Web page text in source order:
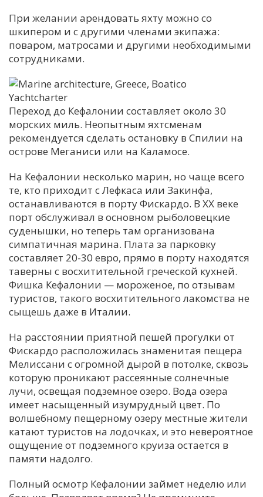
При желании арендовать яхту можно со
шкипером и с другими членами экипажа:
поваром, матросами и другими необходимыми
сотрудниками.
Переход до Кефалонии составляет около 30
морских миль. Неопытным яхтсменам
рекомендуется сделать остановку в Спилии на
острове Меганиси или на Каламосе.
На Кефалонии несколько марин, но чаще всего
те, кто приходит с Лефкаса или Закинфа,
останавливаются в порту Фискардо. В XX веке
порт обслуживал в основном рыболовецкие
суденышки, но теперь там организована
симпатичная марина. Плата за парковку
составляет 20-30 евро, прямо в порту находятся
таверны с восхитительной греческой кухней.
Фишка Кефалонии — мороженое, по отзывам
туристов, такого восхитительного лакомства не
сыщешь даже в Италии.
На расстоянии приятной пешей прогулки от
Фискардо расположилась знаменитая пещера
Мелиссани с огромной дырой в потолке, сквозь
которую проникают рассеянные солнечные
лучи, освещая подземное озеро. Вода озера
имеет насыщенный изумрудный цвет. По
волшебному пещерному озеру местные жители
катают туристов на лодочках, и это невероятное
ощущение от подземного круиза остается в
памяти надолго.
Полный осмотр Кефалонии займет неделю или